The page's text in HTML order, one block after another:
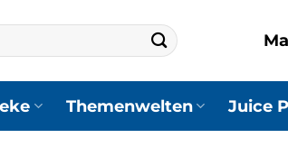
Themenwelten Juice